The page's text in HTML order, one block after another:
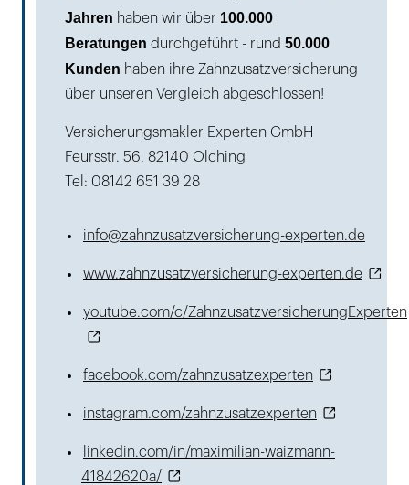
Jahren haben wir über 100.000
Beratungen durchgeführt - rund 50.000
Kunden haben ihre Zahnzusatzversicherung
über unseren Vergleich abgeschlossen!
Versicherungsmakler Experten GmbH
Feursstr. 56, 82140 Olching
Tel: 08142 651 39 28
info@zahnzusatzversicherung-experten.de
www.zahnzusatzversicherung-experten.de
youtube.com/c/ZahnzusatzversicherungExperten
facebook.com/zahnzusatzexperten
instagram.com/zahnzusatzexperten
linkedin.com/in/maximilian-waizmann-
41842620a/